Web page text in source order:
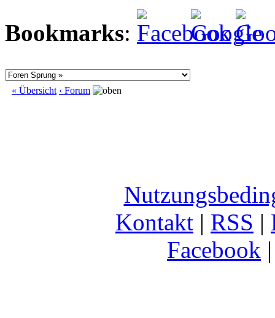
Bookmarks:
« Übersicht ‹ Forum
Kontakt | RSS |
Facebook